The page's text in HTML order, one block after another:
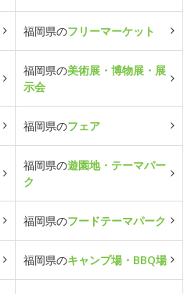
福岡県のフリーマーケット
福岡県の美術展・博物展・展
示会
福岡県のフェア
福岡県の遊園地・テーマパー
ク
福岡県のフードテーマパーク
福岡県のキャンプ場・BBQ場